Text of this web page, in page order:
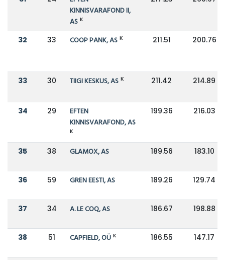
KINNISVARAFOND II,
AS K
32 33 COOP PANK, AS K 211.51 200.76
33 30 TIIGI KESKUS, AS K 211.42 214.89
34 29
EFTEN
KINNISVARAFOND, AS
K
199.36 216.03
35 38 GLAMOX, AS 189.56 183.10
36 59 GREN EESTI, AS 189.26 129.74
37 34 A. LE COQ, AS 186.67 198.88
38 51 CAPFIELD, OÜ K 186.55 147.17